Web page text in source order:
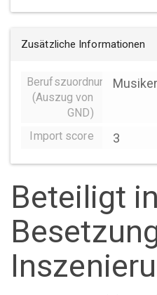
Zusätzliche Informationen
Berufszuordnungen
(Auszug von
GND)
Musiker
Import score 3
Beteiligt